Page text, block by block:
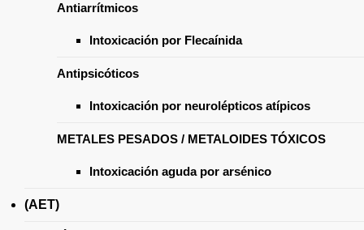
Antiarrítmicos
Intoxicación por Flecaínida
Antipsicóticos
Intoxicación por neurolépticos atípicos
METALES PESADOS / METALOIDES TÓXICOS
Intoxicación aguda por arsénico
(AET)